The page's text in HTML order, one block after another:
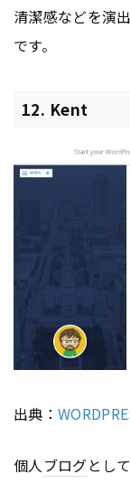
清潔感などを演
です。
12. Kent
出典：
個人ブログとし